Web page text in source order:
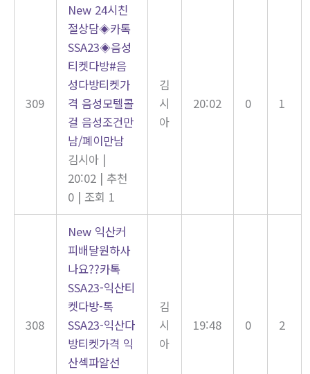
309
New 24시친
절상담◈카톡
SSA23◈음성
티켓다방#음
성다방티켓가
격 음성모텔콜
걸 음성조건만
남/폐이만남
김시아 |
20:02 | 추천
0 | 조회 1
김
시
아
20:02 0 1
308
New 익산커
피배달원하사
나요??카톡
SSA23-익산티
켓다방-톡
SSA23-익산다
방티켓가격 익
산섹파알선
김
시
아
19:48 0 2